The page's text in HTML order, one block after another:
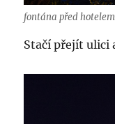
fontána před
Stačí přejít ulici